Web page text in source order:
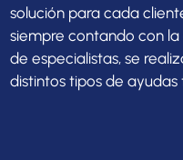
solución para cada
siempre contando con
de especialistas, se
distintos tipos de ayudas